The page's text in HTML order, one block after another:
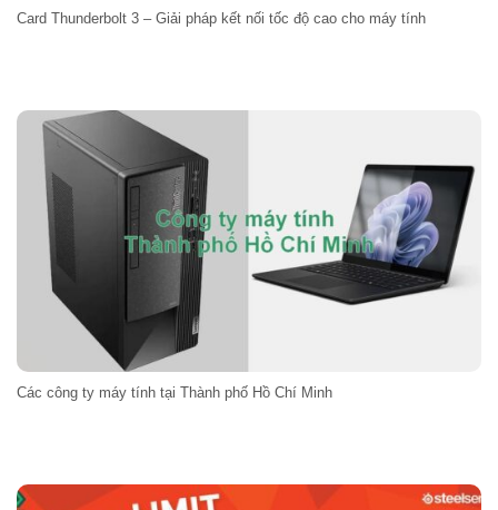
Card Thunderbolt 3 – Giải pháp kết nối tốc độ cao cho máy tính
Các công ty máy tính tại Thành phố Hồ Chí Minh